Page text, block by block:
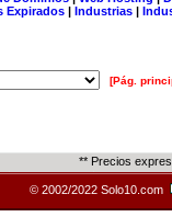
Expirados | Industrias |
[Pág.
** Precios
© 2002/2022 Solo10.com